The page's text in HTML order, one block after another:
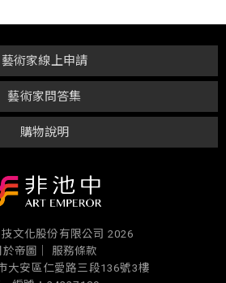
購物說明
藝術家問答集
藝術家線上申請
文化股份有限公司 2026
於帝圖｜
服務條款
大安區仁愛路三段136號3樓